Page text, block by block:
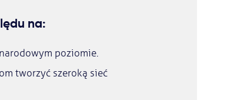
na:
poziomie.
tworzyć szeroką sieć